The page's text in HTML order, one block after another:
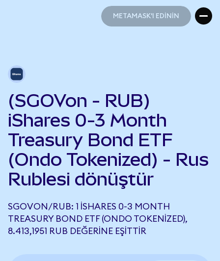
METAMASK'I EDİNİN
(SGOVon - RUB)
iShares 0-3 Month
Treasury Bond ETF
(Ondo Tokenized) - Rus
Rublesi dönüştür
SGOVON/RUB: 1 ISHARES 0-3 MONTH
TREASURY BOND ETF (ONDO TOKENIZED),
8.413,1951 RUB DEĞERINE EŞITTIR